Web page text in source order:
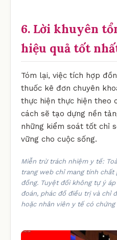
6. Lời khuyên
hiệu quả tốt
Tóm lại, việc tích hợp
thuốc kê đơn chuyên
thực hiện thực hiện theo
cách sẽ tạo dựng nền
những kiểm soát tốt chỉ
vững cho cuộc sống.
Miễn trừ trách nhiệm y tế:
trang web chỉ mang tính chất
đồng. Tuyệt đối không tự ý
đoán, phác đồ điều trị và chỉ
hoặc nhân viên y tế có